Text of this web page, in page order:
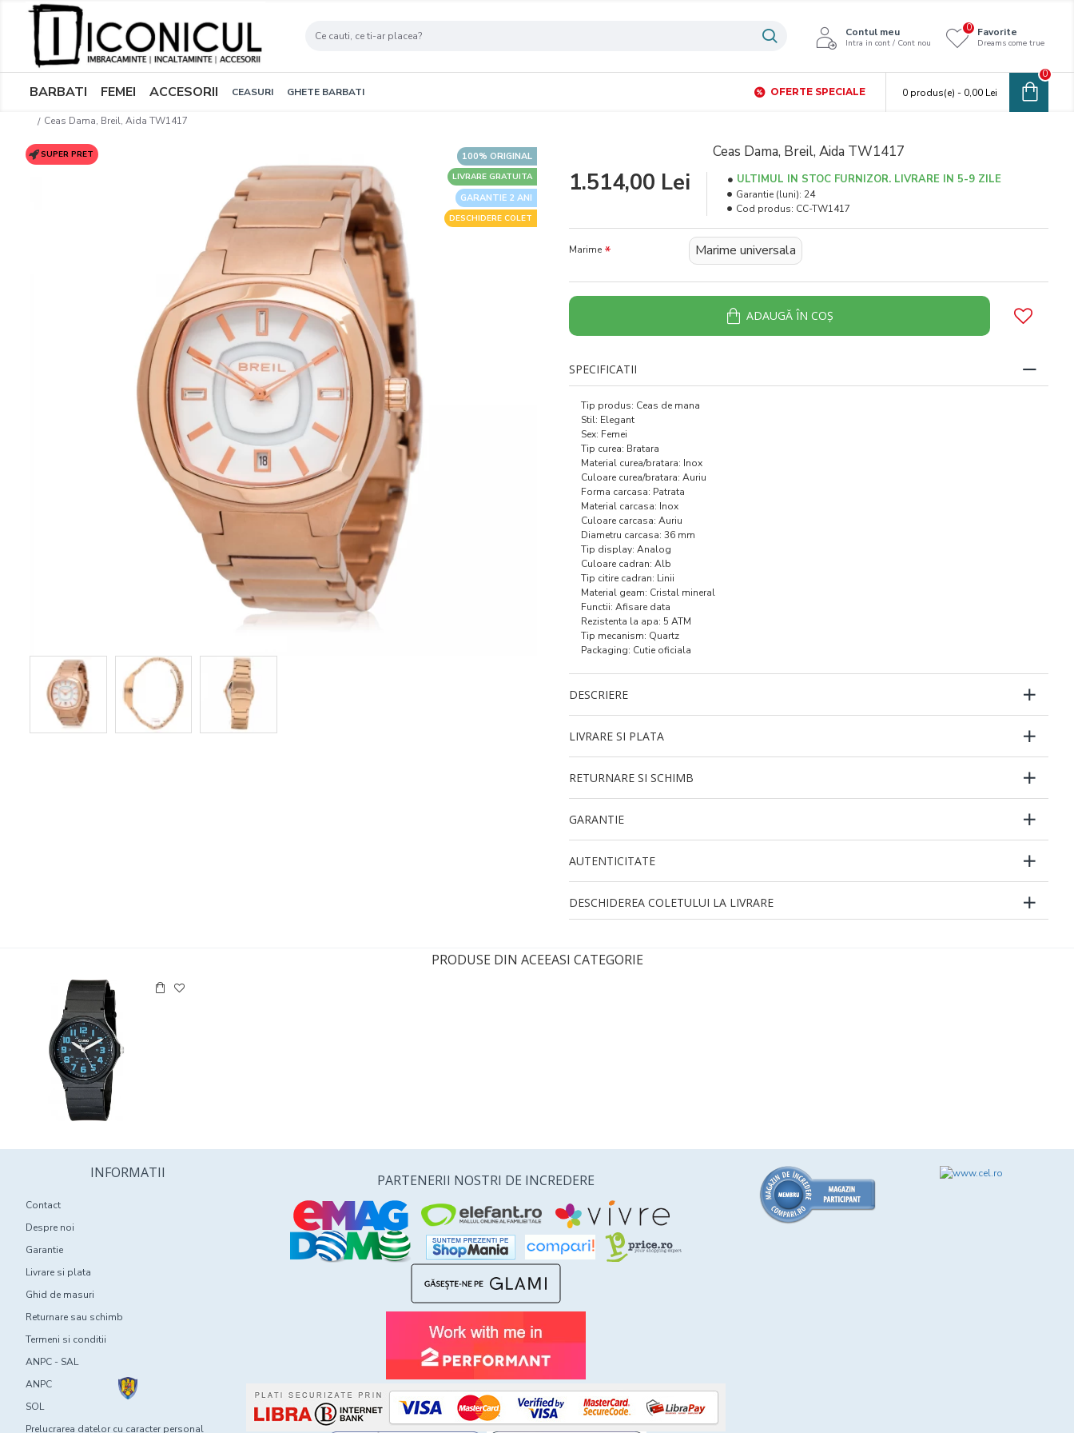
Contul meu
Intra in cont / Cont nou
Favorite
Dreams come true
0
BARBATI FEMEI ACCESORII CEASURI GHETE BARBATI OFERTE SPECIALE 0 produs(e) - 0,00 Lei
0
Ceas Dama, Breil, Aida TW1417
GARANTIE 2 ANI
100% ORIGINAL
LIVRARE GRATUITA
DESCHIDERE COLET
SUPER PRET Ceas Dama, Breil, Aida TW1417
1.514,00 Lei ULTIMUL IN STOC FURNIZOR. LIVRARE IN 5-9 ZILE
Garantie (luni): 24
Cod produs: CC-TW1417
Marime Marime universala
ADAUGĂ ÎN COŞ
SPECIFICATII
Tip produs: Ceas de mana
Stil: Elegant
Sex: Femei
Tip curea: Bratara
Material curea/bratara: Inox
Culoare curea/bratara: Auriu
Forma carcasa: Patrata
Material carcasa: Inox
Culoare carcasa: Auriu
Diametru carcasa: 36 mm
Tip display: Analog
Culoare cadran: Alb
Tip citire cadran: Linii
Material geam: Cristal mineral
Functii: Afisare data
Rezistenta la apa: 5 ATM
Tip mecanism: Quartz
Packaging: Cutie oficiala
DESCRIERE
LIVRARE SI PLATA
RETURNARE SI SCHIMB
GARANTIE
AUTENTICITATE
DESCHIDEREA COLETULUI LA LIVRARE
PRODUSE DIN ACEEASI CATEGORIE
INFORMATII
Contact
Despre noi
Garantie
Livrare si plata
Ghid de masuri
Returnare sau schimb
Termeni si conditii
ANPC - SAL
ANPC
SOL
Prelucrarea datelor cu caracter personal
PARTENERII NOSTRI DE INCREDERE